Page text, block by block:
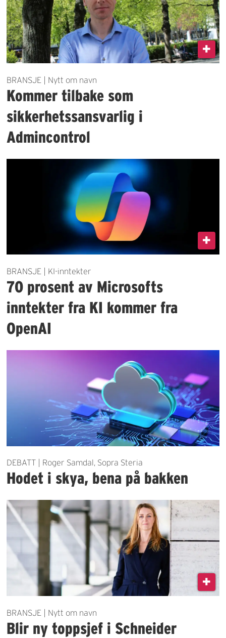
BRANSJE | Nytt om navn
Kommer tilbake som
sikkerhetssansvarlig i
Admincontrol
BRANSJE | KI-inntekter
70 prosent av Microsofts
inntekter fra KI kommer fra
OpenAI
DEBATT | Roger Samdal, Sopra Steria
Hodet i skya, bena på bakken
BRANSJE | Nytt om navn
Blir ny toppsjef i Schneider